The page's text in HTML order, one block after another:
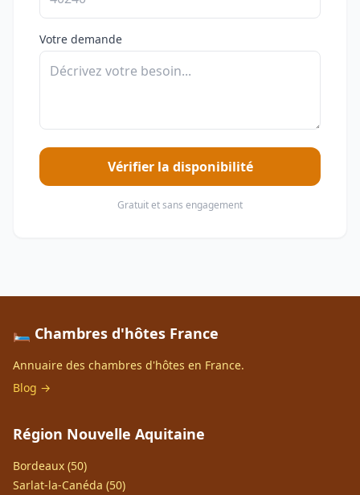
Votre demande
Vérifier la disponibilité
Gratuit et sans engagement
🛏️ Chambres d'hôtes France
Annuaire des chambres d'hôtes en France.
Blog →
Région Nouvelle Aquitaine
Bordeaux (50)
Sarlat-la-Canéda (50)